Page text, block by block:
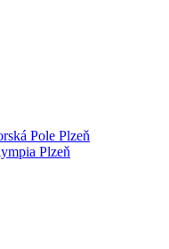
Pole Plzeň
Plzeň